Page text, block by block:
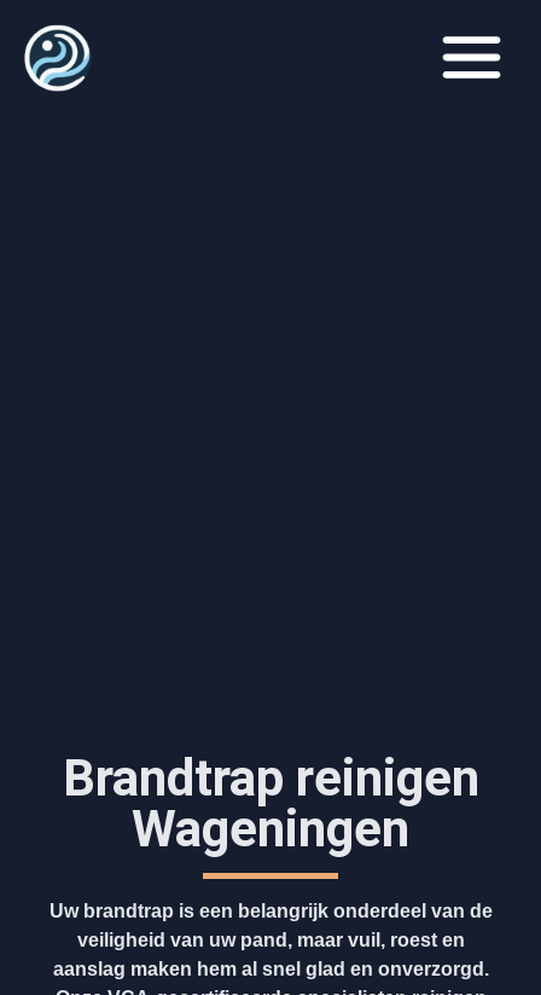
Brandtrap reinigen
Wageningen
Uw brandtrap is een belangrijk onderdeel van de
veiligheid van uw pand, maar vuil, roest en
aanslag maken hem al snel glad en onverzorgd.